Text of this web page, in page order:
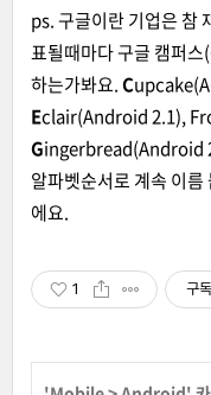
ps. 구글이란 기업은 참
표될때마다 구글 캠퍼
하는가봐요.C
Eclair(Android 2.1),
Gingerbread(Android
알파벳순서로 계속 이
에요.
1 구